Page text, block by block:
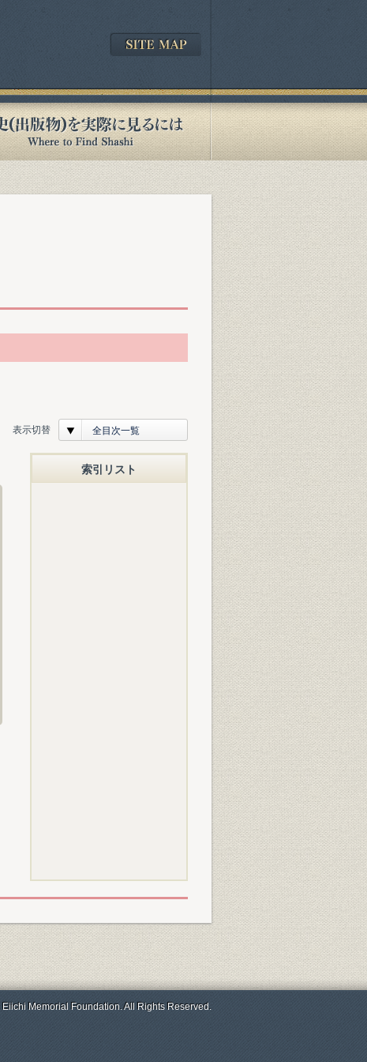
表示切替 全目次一覧
索引リスト
Memorial Foundation. All Rights Reserved.